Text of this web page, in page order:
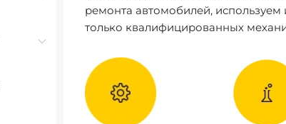
ремонта автомобилей,
только квалифицированных